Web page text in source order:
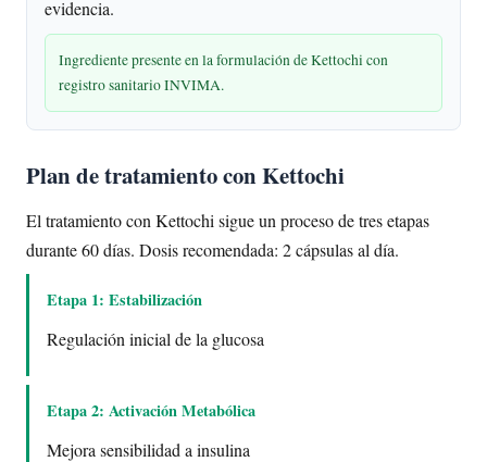
evidencia.
Ingrediente presente en la formulación de Kettochi con
registro sanitario INVIMA.
Plan de tratamiento con Kettochi
El tratamiento con Kettochi sigue un proceso de tres etapas
durante 60 días. Dosis recomendada: 2 cápsulas al día.
Etapa 1: Estabilización
Regulación inicial de la glucosa
Etapa 2: Activación Metabólica
Mejora sensibilidad a insulina